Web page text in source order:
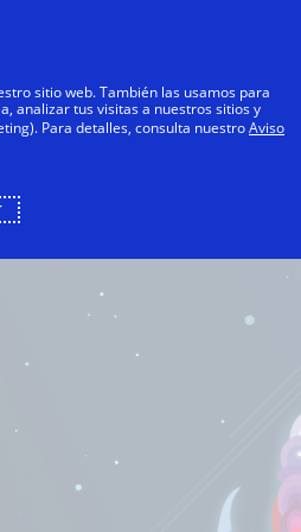
sitio web. También las usamos para
analizar tus visitas a nuestros sitios y
Para detalles, consulta nuestroAviso